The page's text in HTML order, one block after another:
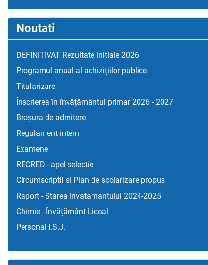
Noutati
DEFINITIVAT Rezultate initiale 2026
Programul anual al achizițiilor publice
Titularizare
Înscrierea în învățământul primar 2026 - 2027
Broșura de admitere
Regulament intern
Examene
RECRED - apel selectie
Circumscriptii si Plan de scolarizare propus
Raport - Starea invatamantului 2024-2025
Chimie - Învățământ Liceal
Personal I.S.J.